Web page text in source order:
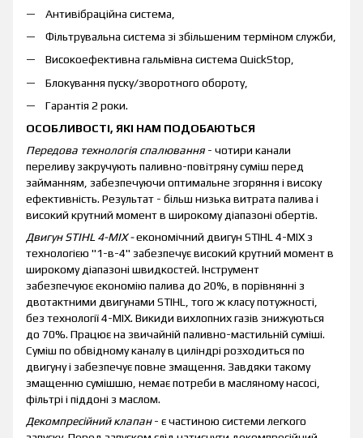
Антивібраційна система,
Фільтрувальна система зі збільшеним терміном служби,
Високоефективна гальмівна система QuickStop,
Блокування пуску/зворотного обороту,
Гарантія 2 роки.
ОСОБЛИВОСТІ, ЯКІ НАМ ПОДОБАЮТЬСЯ
Передова технологія спалювання- чотири канали
переливу закручують паливно-повітряну суміш перед
займанням, забезпечуючи оптимальне згоряння і високу
ефективність. Результат - більш низька витрата палива і
високий крутний момент в широкому діапазоні обертів.
Двигун STIHL 4-MIX -економічний двигун STIHL 4-MIX з
технологією "1-в-4" забезпечує високий крутний момент в
широкому діапазоні швидкостей. Інструмент
забезпечуює економію палива до 20%, в порівнянні з
двотактними двигунами STIHL, того ж класу потужності,
без технології 4-MIX. Викиди вихлопних газів знижуються
до 70%. Працює на звичайній паливно-мастильній суміші.
Суміш по обвідному каналу в циліндрі розходиться по
двигуну і забезпечує повне змащення. Завдяки такому
змащенню сумішшю, немає потреби в масляному насосі,
фільтрі і піддоні з маслом.
Декомпресійний клапан- є частиною системи легкого